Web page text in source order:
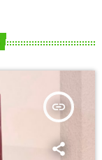
insert_link